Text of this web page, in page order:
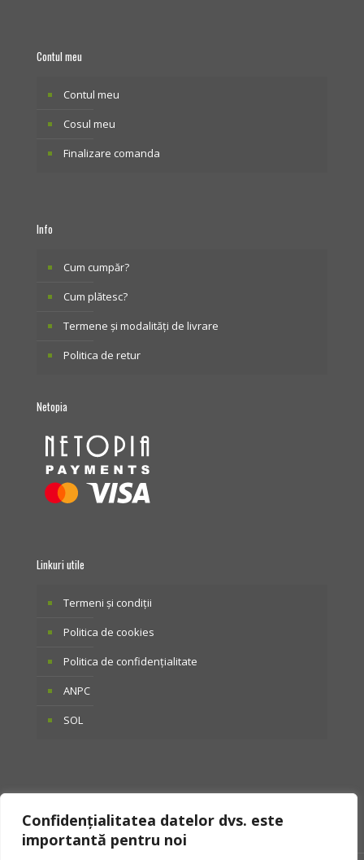
Confidențialitatea datelor dvs. este
importantă pentru noi
Contul meu
Contul meu
Cosul meu
Finalizare comanda
Info
Cum cumpăr?
Cum plătesc?
Termene și modalități de livrare
Politica de retur
Netopia
Linkuri utile
Termeni și condiții
Politica de cookies
Politica de confidențialitate
ANPC
SOL